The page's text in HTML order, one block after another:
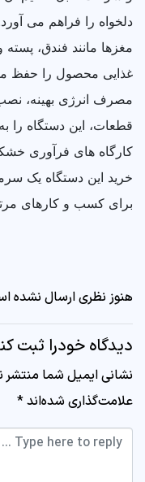
دلخواه را فراهم می
مغزها مانند فندق،
غذایی محصول را حفظ
مصرف انرژی بهینه،
قطعات، این دستگاه را
کارگاه های فرآوری
خرید این دستگاه یک
برای کسب و کارهای
هنوز نظری ارسال نشده
دیدگاه خودرا ثبت
نشانی ایمیل شما
علامت‌گذاری شده‌اند*
Comment *